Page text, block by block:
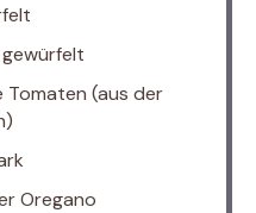
Tomaten (aus der
Oregano